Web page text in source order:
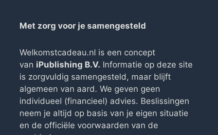
Met zorg voor je samengesteld
Welkomstcadeau.nl is een concept
van iPublishing B.V. Informatie op deze site
is zorgvuldig samengesteld, maar blijft
algemeen van aard. We geven geen
individueel (financieel) advies. Beslissingen
neem je altijd op basis van je eigen situatie
en de officiële voorwaarden van de